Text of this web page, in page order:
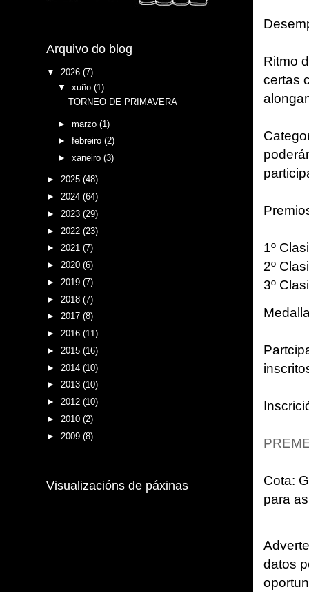
Ritmo
certas
1º
2º
3º
Cota:
para
datos
Arquivo do blog
▼ 2026 (7)
▼ xuño (1)
TORNEO DE PRIMAVERA
► marzo (1)
► febreiro (2)
► xaneiro (3)
► 2025 (48)
► 2024 (64)
► 2023 (29)
► 2022 (23)
► 2021 (7)
► 2020 (6)
► 2019 (7)
► 2018 (7)
► 2017 (8)
► 2016 (11)
► 2015 (16)
► 2014 (10)
► 2013 (10)
► 2012 (10)
► 2010 (2)
► 2009 (8)
Visualizacións de páxinas